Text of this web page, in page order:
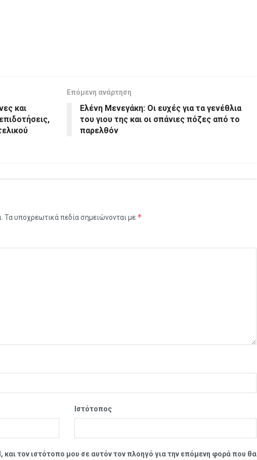
και
Επόμενη ανάρτηση
Ελένη Μενεγάκη: Οι ευχές για τα γενέθλια
του γιου της και οι σπάνιες πόζες από το
παρελθόν
Τα υποχρεωτικά πεδία σημειώνονται με *
Ιστότοπος
τον ιστότοπο μου σε αυτόν τον πλοηγό για την επόμενη φορά που θα